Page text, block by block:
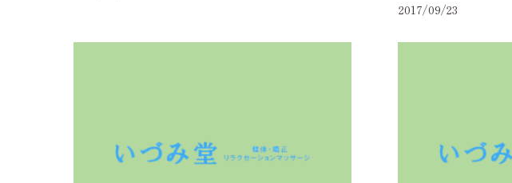
2017/09/23